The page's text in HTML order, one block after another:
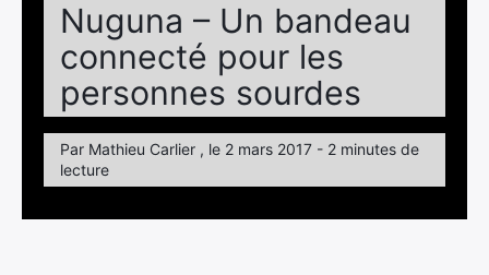
Nuguna – Un bandeau
connecté pour les
personnes sourdes
Par Mathieu Carlier , le 2 mars 2017 - 2 minutes de
lecture